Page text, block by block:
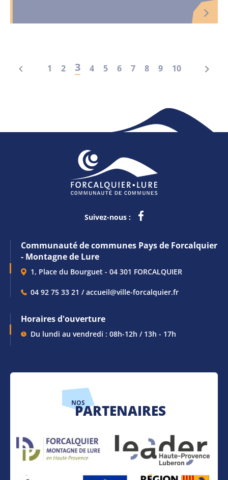
1 2 3 4 5 6 7 8 9 10
Suivez-nous :
Communauté de communes Pays de Forcalquier
- Montagne de Lure
1, Place du Bourguet - 04 301 FORCALQUIER
04 92 75 33 21 / accueil@ville-forcalquier.fr
Horaires d'ouverture
Du lundi au vendredi : 08h-12h / 13h - 17h
NOS
PARTENAIRES